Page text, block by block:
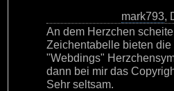
mark793,
An dem Herzchen
Zeichentabelle bieten
"Webdings"
dann bei mir das
Sehr seltsam.